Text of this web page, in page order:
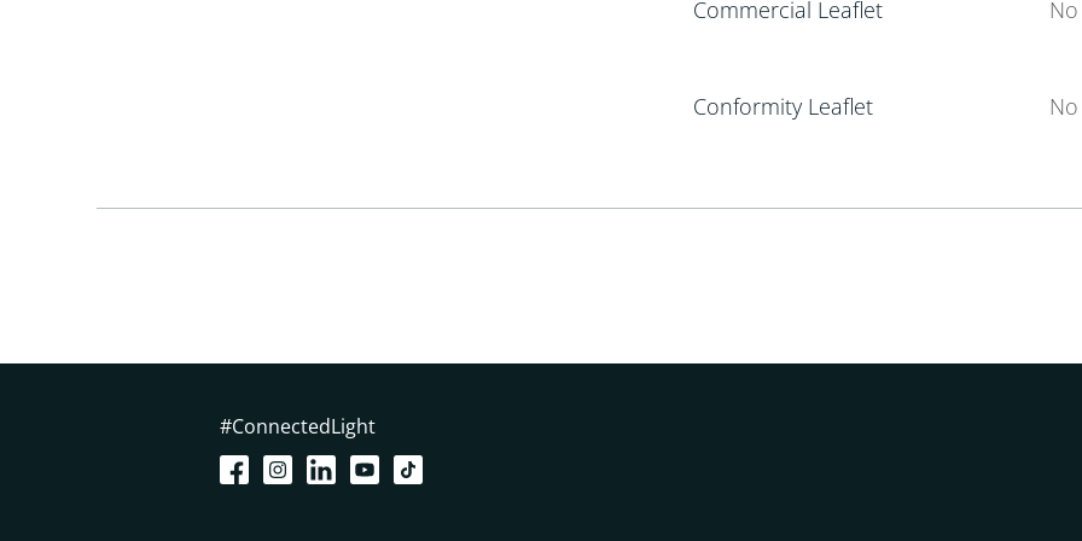
Commercial Leaflet
Conformity Leaflet
#ConnectedLight